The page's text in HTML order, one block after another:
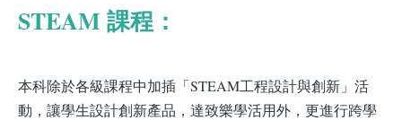
STEAM 課程：
本科除於各級課程中加插「STEAM工程設計與創新」活
動，讓學生設計創新產品，達致樂學活用外，更進行跨學